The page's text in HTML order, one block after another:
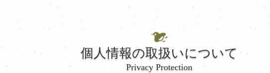
個人情報の取扱いについて
Privacy Protection